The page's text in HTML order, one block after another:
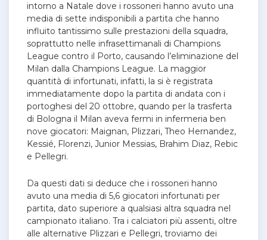
intorno a Natale dove i rossoneri hanno avuto una
media di sette indisponibili a partita che hanno
influito tantissimo sulle prestazioni della squadra,
soprattutto nelle infrasettimanali di Champions
League contro il Porto, causando l’eliminazione del
Milan dalla Champions League. La maggior
quantità di infortunati, infatti, la si è registrata
immediatamente dopo la partita di andata con i
portoghesi del 20 ottobre, quando per la trasferta
di Bologna il Milan aveva fermi in infermeria ben
nove giocatori: Maignan, Plizzari, Theo Hernandez,
Kessié, Florenzi, Junior Messias, Brahim Diaz, Rebic
e Pellegri.
Da questi dati si deduce che i rossoneri hanno
avuto una media di 5,6 giocatori infortunati per
partita, dato superiore a qualsiasi altra squadra nel
campionato italiano. Tra i calciatori più assenti, oltre
alle alternative Plizzari e Pellegri, troviamo dei